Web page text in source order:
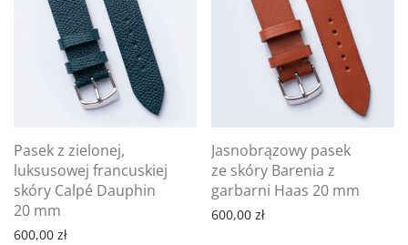
Pasek z zielonej,
luksusowej francuskiej
skóry Calpé Dauphin
20 mm
600,00 zł
Jasnobrązowy pasek
ze skóry Barenia z
garbarni Haas 20 mm
600,00 zł